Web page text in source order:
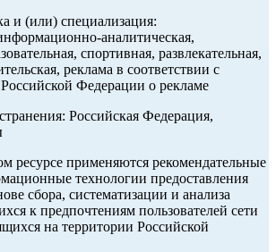
и (или) специализация:
аналитическая,
спортивная, развлекательная,
реклама в соответствии с
Российской Федерации о рекламе
Российская Федерация,
ресурсе применяются рекомендательные
технологии предоставления
сбора, систематизации и анализа
к предпочтениям пользователей сети
на территории Российской